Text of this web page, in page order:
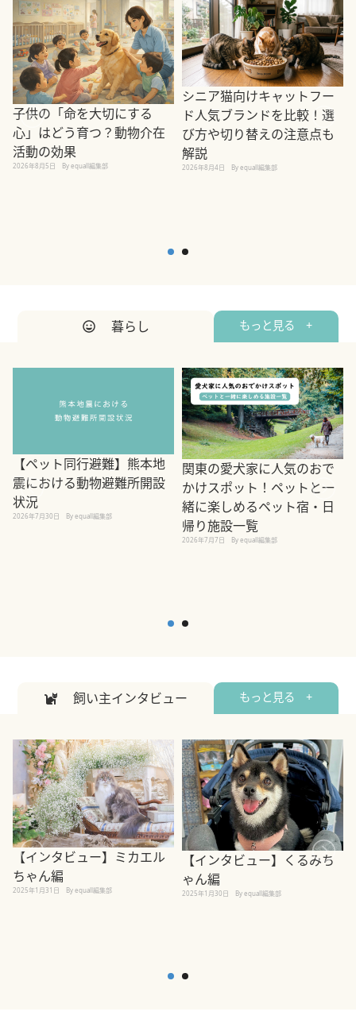
子供の「命を大切にする
心」はどう育つ？動物介在
活動の効果
2026年8月5日 By equall編集部
シニア猫向けキャットフー
ド人気ブランドを比較！選
び方や切り替えの注意点も
解説
2026年8月4日 By equall編集部
暮らし もっと見る +
【ペット同行避難】熊本地
震における動物避難所開設
状況
2026年7月30日 By equall編集部
関東の愛犬家に人気のおで
かけスポット！ペットと一
緒に楽しめるペット宿・日
帰り施設一覧
2026年7月7日 By equall編集部
飼い主インタビュー もっと見る +
【インタビュー】ミカエル
ちゃん編
2025年1月31日 By equall編集部
【インタビュー】くるみち
ゃん編
2025年1月30日 By equall編集部